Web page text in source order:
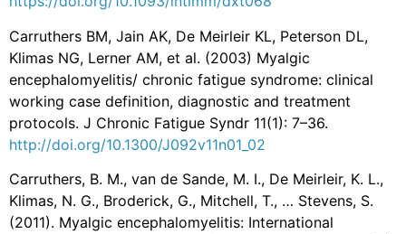
Carruthers BM, Jain AK, De Meirleir KL, Peterson DL,
Klimas NG, Lerner AM, et al. (2003) Myalgic
encephalomyelitis/ chronic fatigue syndrome: clinical
working case definition, diagnostic and treatment
protocols. J Chronic Fatigue Syndr 11(1): 7–36.
http://doi.org/10.1300/J092v11n01_02
Carruthers, B. M., van de Sande, M. I., De Meirleir, K. L.,
Klimas, N. G., Broderick, G., Mitchell, T., … Stevens, S.
(2011). Myalgic encephalomyelitis: International